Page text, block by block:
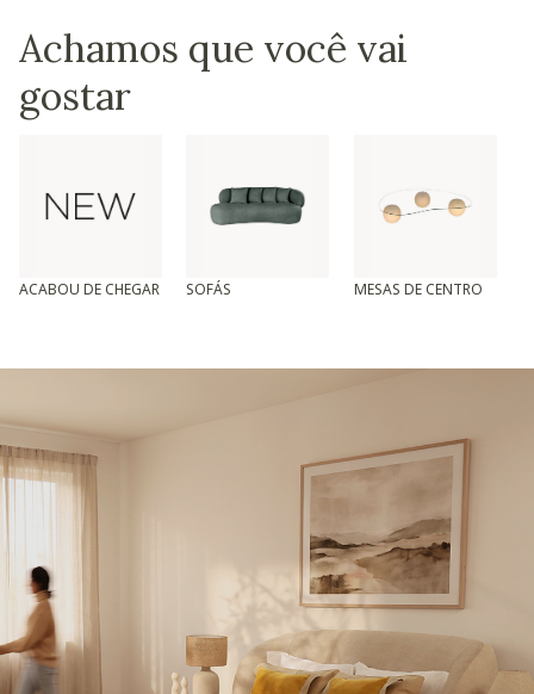
Achamos que você vai
gostar
ACABOU DE CHEGAR SOFÁS MESAS DE CENTRO